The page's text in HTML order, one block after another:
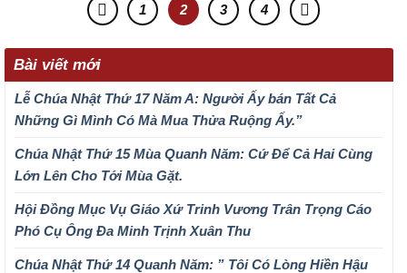
1 2 3 4
Bài viết mới
Lễ Chúa Nhật Thứ 17 Năm A: Người Ấy bán Tất Cả
Những Gì Mình Có Mà Mua Thửa Ruộng Ấy.”
Chúa Nhật Thứ 15 Mùa Quanh Năm: Cứ Để Cả Hai Cùng
Lớn Lên Cho Tới Mùa Gặt.
Hội Đồng Mục Vụ Giáo Xứ Trinh Vương Trân Trọng Cáo
Phó Cụ Ông Đa Minh Trịnh Xuân Thu
Chúa Nhật Thứ 14 Quanh Năm: ” Tôi Có Lòng Hiền Hậu